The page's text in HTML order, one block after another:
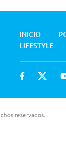
INICIO
LIFESTYLE
reservados.